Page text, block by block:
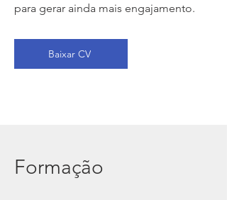
para gerar ainda mais engajamento.
Baixar CV
Formação